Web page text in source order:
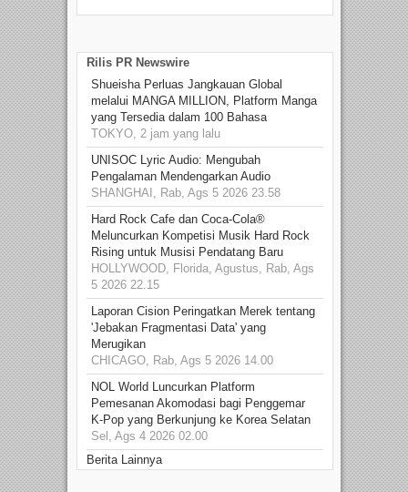
Rilis PR Newswire
Shueisha Perluas Jangkauan Global
melalui MANGA MILLION, Platform Manga
yang Tersedia dalam 100 Bahasa
TOKYO, 2 jam yang lalu
UNISOC Lyric Audio: Mengubah
Pengalaman Mendengarkan Audio
SHANGHAI, Rab, Ags 5 2026 23.58
Hard Rock Cafe dan Coca-Cola®
Meluncurkan Kompetisi Musik Hard Rock
Rising untuk Musisi Pendatang Baru
HOLLYWOOD, Florida, Agustus, Rab, Ags
5 2026 22.15
Laporan Cision Peringatkan Merek tentang
'Jebakan Fragmentasi Data' yang
Merugikan
CHICAGO, Rab, Ags 5 2026 14.00
NOL World Luncurkan Platform
Pemesanan Akomodasi bagi Penggemar
K-Pop yang Berkunjung ke Korea Selatan
Sel, Ags 4 2026 02.00
Berita Lainnya